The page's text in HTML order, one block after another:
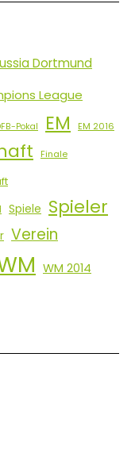
Dortmund
League
Pokal EM EM 2016
Finale
Spiele Spieler
Verein
WM 2014